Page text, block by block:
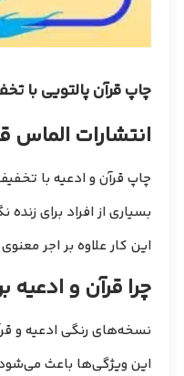
چاپ قرآن پالتویی با
انتشارات الماس
چاپ قرآن و ادعیه با
بسیاری از افراد برای
این کار علاوه بر اجر
چرا قرآن و
نسخه‌های رنگی ادعیه و
این ویژگی‌ها باعث